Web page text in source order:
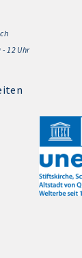
- 12 Uhr